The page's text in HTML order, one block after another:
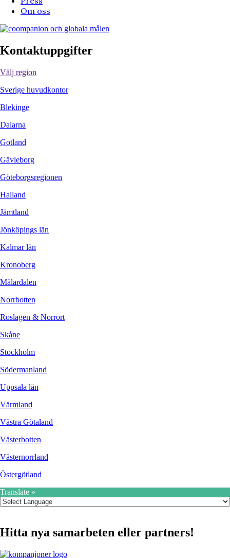
Om oss
Kontaktuppgifter
Välj region
Sverige huvudkontor
Blekinge
Dalarna
Gotland
Gävleborg
Göteborgsregionen
Halland
Jämtland
Jönköpings län
Kalmar län
Kronoberg
Mälardalen
Norrbotten
Roslagen & Norrort
Skåne
Stockholm
Södermanland
Uppsala län
Värmland
Västra Götaland
Västerbotten
Västernorrland
Östergötland
Translate »
Hitta nya samarbeten eller partners!